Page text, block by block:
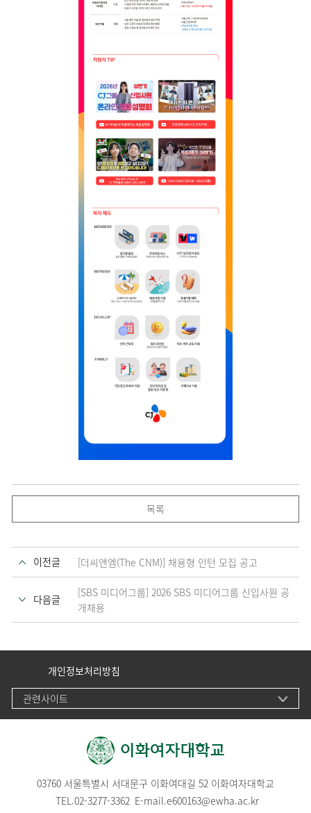
목록
이전글 [더씨앤엠(The CNM)] 채용형 인턴 모집 공고
다음글
[SBS 미디어그룹] 2026 SBS 미디어그룹 신입사원 공
개채용
개인정보처리방침
관련사이트
03760 서울특별시 서대문구 이화여대길 52 이화여자대학교
TEL.02-3277-3362 E-mail.e600163@ewha.ac.kr